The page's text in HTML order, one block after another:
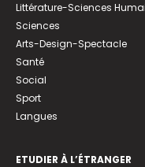
Littérature-Sciences
Sciences
Arts-Design-Spectacle
Santé
Social
Sport
Langues
ETUDIER À L’ÉTRANGER